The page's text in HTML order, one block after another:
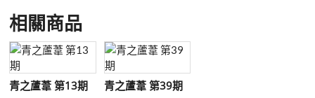
數
量
相關商品
青之蘆葦 第13期 青之蘆葦 第39期